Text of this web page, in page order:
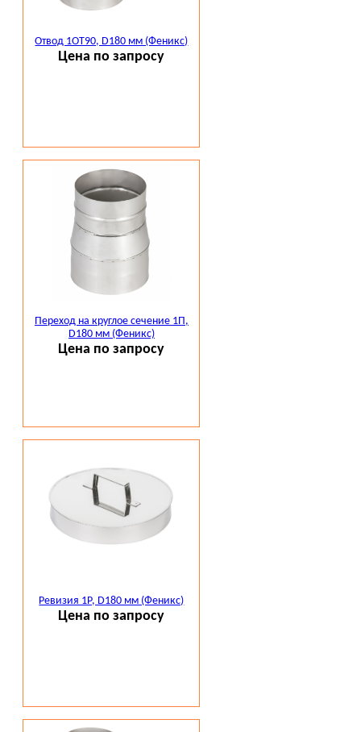
Отвод 1ОТ90, D180 мм (Феникс)
Цена по запросу
Переход на круглое сечение 1П,
D180 мм (Феникс)
Цена по запросу
Ревизия 1Р, D180 мм (Феникс)
Цена по запросу